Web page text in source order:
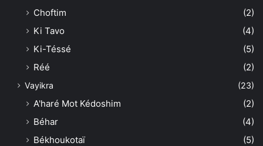
Choftim
(2)
Ki Tavo
(4)
Ki-Téssé
(5)
Réé
(2)
Vayikra (23)
A'haré Mot Kédoshim
(2)
Béhar
(4)
Békhoukotaï
(5)